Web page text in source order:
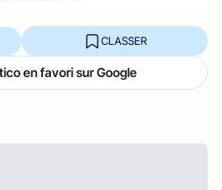
CLASSER
en favori sur Google